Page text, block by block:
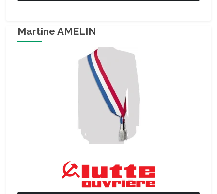
Martine AMELIN